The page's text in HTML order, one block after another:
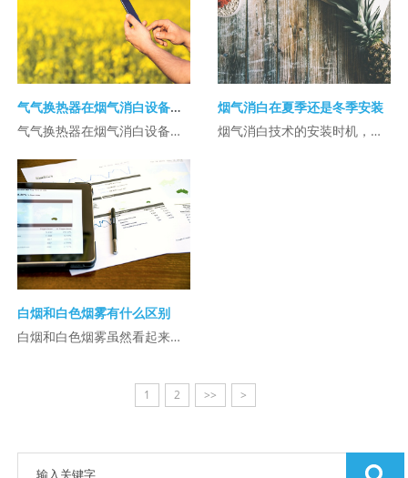
气气换热器在烟气消白设备中的应用
气气换热器在烟气消白设备中的应用主要集中在利用换热技术降低烟气温度、回收热量，并 ...
烟气消白在夏季还是冬季安装
烟气消白技术的安装时机，通常取决于以下几个因素：冬季安装的优势：即时效果：冬季是 ...
白烟和白色烟雾有什么区别
白烟和白色烟雾虽然看起来相似，但在成分、形成机制和特性上有所区别：1.成分区别白 ...
1 2 >> >